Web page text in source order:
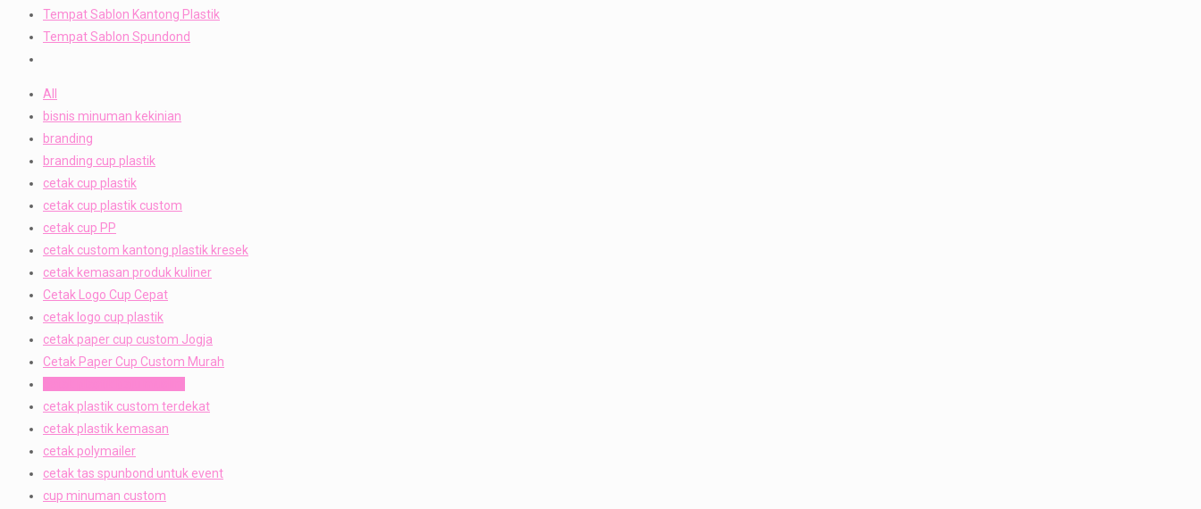
Tempat Sablon Kantong Plastik
Tempat Sablon Spundond
All
bisnis minuman kekinian
branding
branding cup plastik
cetak cup plastik
cetak cup plastik custom
cetak cup PP
cetak custom kantong plastik kresek
cetak kemasan produk kuliner
Cetak Logo Cup Cepat
cetak logo cup plastik
cetak paper cup custom Jogja
Cetak Paper Cup Custom Murah
cetak plastik custom terdekat
cetak plastik kemasan
cetak polymailer
cetak tas spunbond untuk event
cup minuman custom